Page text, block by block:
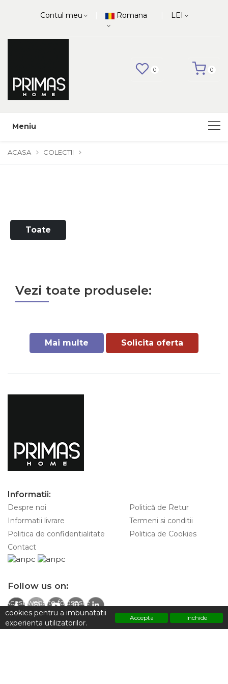
Contul meu Romana LEI
0 0
Meniu
ACASA COLECTII
Toate
Vezi toate produsele:
Mai multe Solicita oferta
Acest website foloseste
cookies pentru a imbunatatii
experienta utilizatorilor.
Accepta Inchide
Informatii:
Despre noi
Politică de Retur
Informatii livrare
Termeni si conditii
Politica de confidentialitate
Politica de Cookies
Contact
Follow us on:
Contacteaza-ne pentru informatii: